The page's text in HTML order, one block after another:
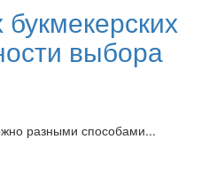
выбора
разными способами...